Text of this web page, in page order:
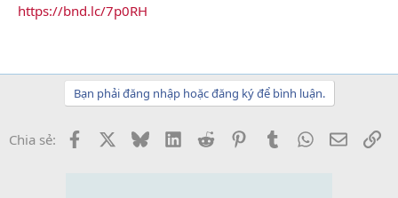
https://bnd.lc/7p0RH
Bạn phải đăng nhập hoặc đăng ký để bình luận.
Chia sẻ: Facebook BlueskyLinkedInReddit PinterestTumblrWhatsApp
Email